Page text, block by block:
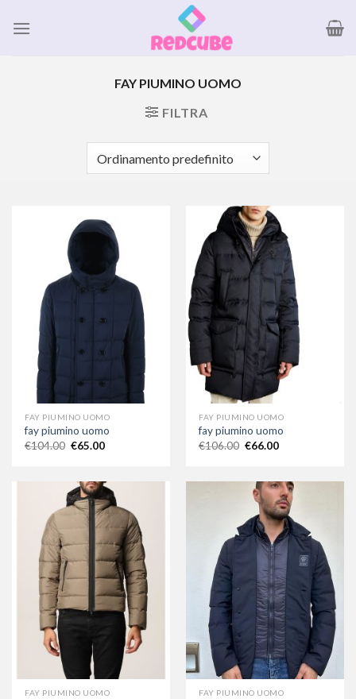
FAY PIUMINO UOMO
FILTRA
FAY PIUMINO UOMO
fay piumino uomo
€104.00 €65.00
FAY PIUMINO UOMO
fay piumino uomo
€106.00 €66.00
FAY PIUMINO UOMO FAY PIUMINO UOMO